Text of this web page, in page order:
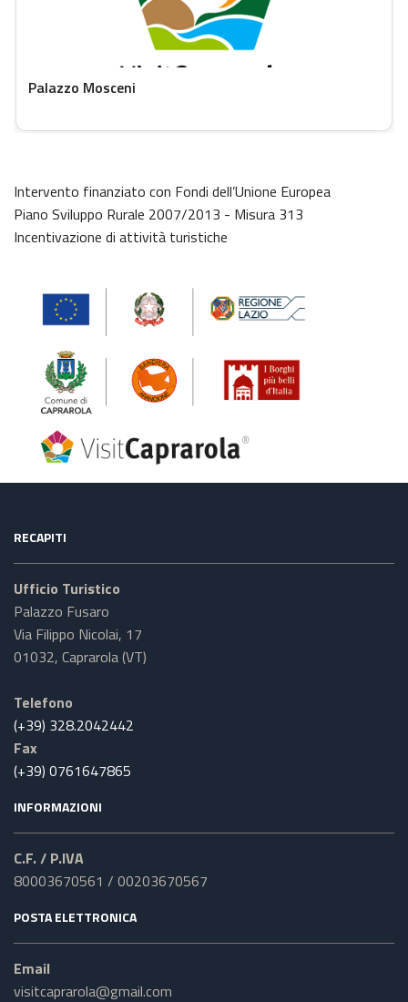
Palazzo Mosceni
Intervento finanziato con Fondi dell’Unione Europea
Piano Sviluppo Rurale 2007/2013 - Misura 313
Incentivazione di attività turistiche
RECAPITI
Ufficio Turistico
Palazzo Fusaro
Via Filippo Nicolai, 17
01032, Caprarola (VT)
Telefono
(+39) 328.2042442
Fax
(+39) 0761647865
INFORMAZIONI
C.F. / P.IVA
80003670561 / 00203670567
POSTA ELETTRONICA
Email
visitcaprarola@gmail.com